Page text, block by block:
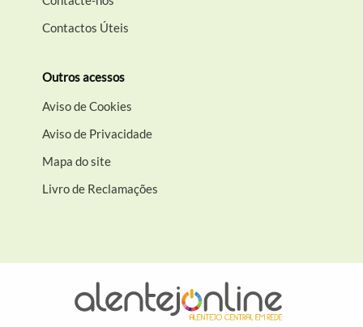
Contactos Úteis
Outros acessos
Aviso de Cookies
Aviso de Privacidade
Mapa do site
Livro de Reclamações